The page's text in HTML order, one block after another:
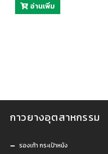
อ่านเพิ่ม
กาวยางอุตสาหกรรม
รองเท้า กระเป๋าหนัง